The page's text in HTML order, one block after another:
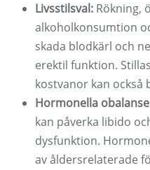
Livsstilsval: Rökning,
alkoholkonsumtion
skada blodkärl och
erektil funktion.
kostvanor kan också
Hormonella
kan påverka libido
dysfunktion.
av åldersrelaterade